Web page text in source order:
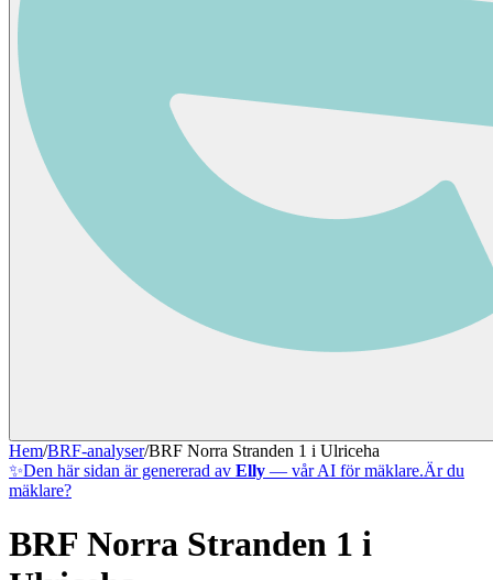
Hem/BRF-analyser/BRF Norra Stranden 1 i Ulriceha
✨Den här sidan är genererad av Elly — vår AI för mäklare.Är du
mäklare?
BRF Norra Stranden 1 i